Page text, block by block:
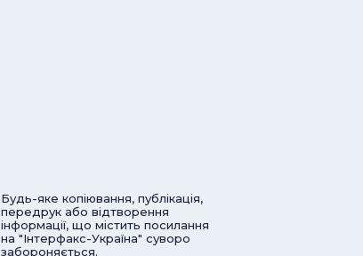
Будь-яке копіювання, публікація,
передрук або відтворення
інформації, що містить посилання
на "Інтерфакс-Україна" суворо
забороняється.